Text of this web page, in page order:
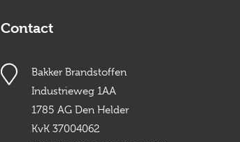
Contact
Bakker Brandstoffen
Industrieweg 1AA
1785 AG Den Helder
KvK 37004062